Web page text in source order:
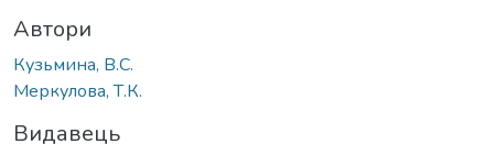
Автори
Кузьмина, В.С.
Меркулова, Т.К.
Видавець